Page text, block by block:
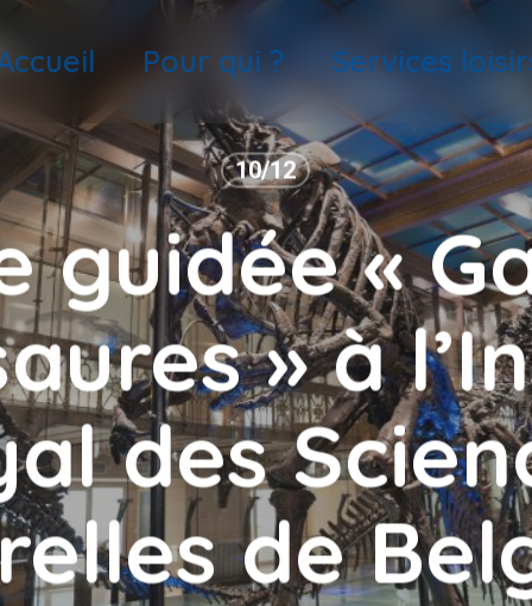
Pour qui ? Services
10/12
guidée «
» à
des
de